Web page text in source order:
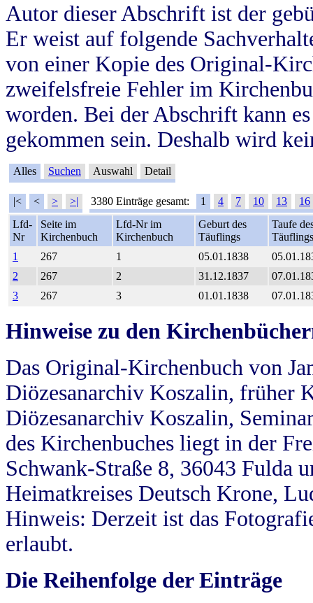
Autor dieser Abschrift ist der
Er weist auf folgende
von einer Kopie des Original-
zweifelsfreie Fehler im
worden. Bei der Abschrift kann
gekommen sein. Deshalb wird
Alles Suchen Auswahl Detail
|< < > >| 3380 Einträge gesamt: 1 4 7 10 13
16
Lfd-
Nr
Seite im
Kirchenbuch
Lfd-Nr im
Kirchenbuch
Geburt des
Täuflings
Taufe
Täuflings
1
267 1 05.01.1838
2
267 2 31.12.1837
3
267 3 01.01.1838
Hinweise zu den
Das Original-Kirchenbuch von
Diözesanarchiv Koszalin, früher
Diözesanarchiv Koszalin,
des Kirchenbuches liegt in der
Schwank-Straße 8, 36043 Fulda
Heimatkreises Deutsch Krone,
Hinweis: Derzeit ist das
erlaubt.
Die Reihenfolge der Einträge